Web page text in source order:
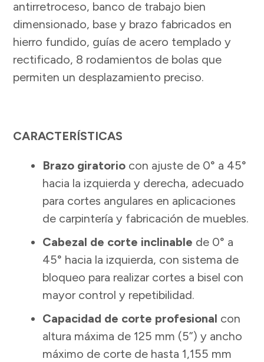
antirretroceso, banco de trabajo bien
dimensionado, base y brazo fabricados en
hierro fundido, guías de acero templado y
rectificado, 8 rodamientos de bolas que
permiten un desplazamiento preciso.
CARACTERÍSTICAS
Brazo giratorio con ajuste de 0° a 45°
hacia la izquierda y derecha, adecuado
para cortes angulares en aplicaciones
de carpintería y fabricación de muebles.
Cabezal de corte inclinable de 0° a
45° hacia la izquierda, con sistema de
bloqueo para realizar cortes a bisel con
mayor control y repetibilidad.
Capacidad de corte profesional con
altura máxima de 125 mm (5”) y ancho
máximo de corte de hasta 1,155 mm